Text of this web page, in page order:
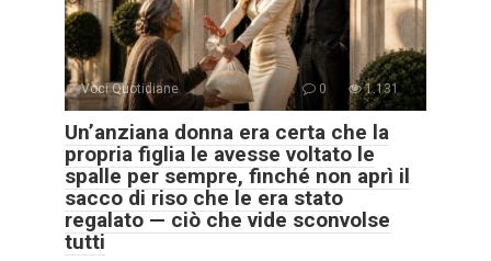
Voci Quotidiane 0 1.131
Un’anziana donna era certa che la
propria figlia le avesse voltato le
spalle per sempre, finché non aprì il
sacco di riso che le era stato
regalato — ciò che vide sconvolse
tutti